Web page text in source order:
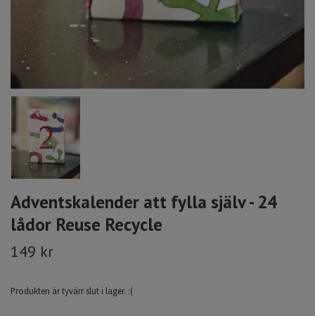
Adventskalender att fylla själv - 24
lådor Reuse Recycle
149 kr
Produkten är tyvärr slut i lager. :(